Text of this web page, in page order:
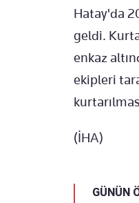
Hatay'da
geldi.
enkaz
ekipleri
(İHA)
GÜNÜN